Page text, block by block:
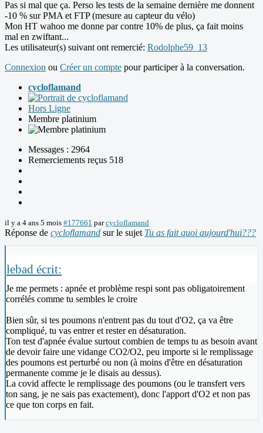
Pas si mal que ça. Perso les tests de la semaine dernière me donnent
-10 % sur PMA et FTP (mesure au capteur du vélo)
Mon HT wahoo me donne par contre 10% de plus, ça fait moins
mal en zwiftant...
Les utilisateur(s) suivant ont remercié: Rodolphe59_13
Connexion ou Créer un compte pour participer à la conversation.
cycloflamand
Hors Ligne
Membre platinium
Messages : 2964
Remerciements reçus 518
il y a 4 ans 5 mois #177661 parcycloflamand
Réponse de cycloflamand sur le sujet Tu as fait quoi aujourd'hui???
lebad écrit:
Je me permets : apnée et problème respi sont pas obligatoirement
corrélés comme tu sembles le croire
Bien sûr, si tes poumons n'entrent pas du tout d'O2, ça va être
compliqué, tu vas entrer et rester en désaturation.
Ton test d'apnée évalue surtout combien de temps tu as besoin avant
de devoir faire une vidange CO2/O2, peu importe si le remplissage
des poumons est perturbé ou non (à moins d'être en désaturation
permanente comme je le disais au dessus).
La covid affecte le remplissage des poumons (ou le transfert vers
ton sang, je ne sais pas exactement), donc l'apport d'O2 et non pas
ce que ton corps en fait.